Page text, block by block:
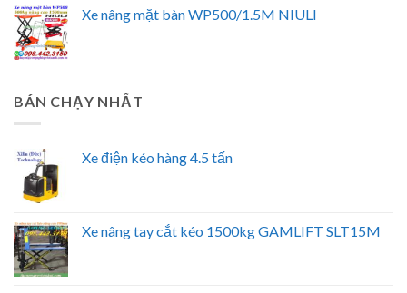
Xe nâng mặt bàn WP500/1.5M NIULI
BÁN CHẠY NHẤT
Xe điện kéo hàng 4.5 tấn
Xe nâng tay cắt kéo 1500kg GAMLIFT SLT15M